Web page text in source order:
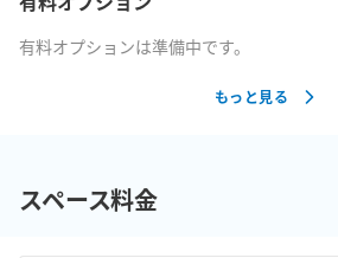
有料オプションは準備中です。
もっと見る
スペース料金